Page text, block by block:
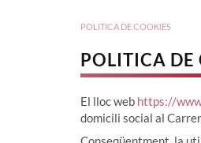
POLITICA DE COOKIES
POLITICA DE
El lloc web https://
domicili social al